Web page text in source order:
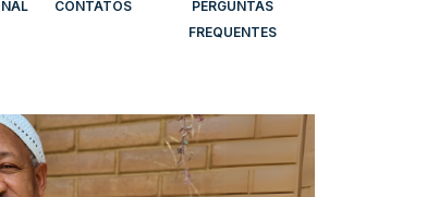
CONTATOS
PERGUNTAS
FREQUENTES